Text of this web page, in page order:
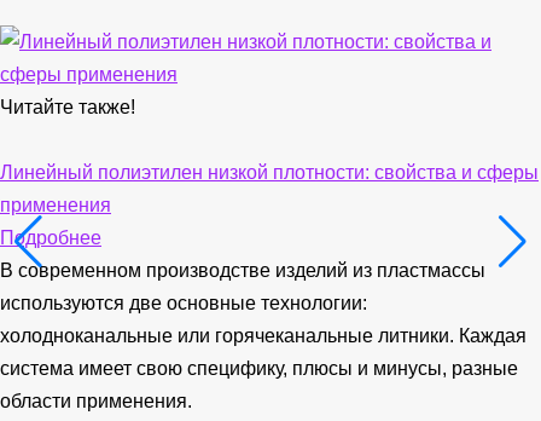
Читайте также!
Линейный полиэтилен низкой плотности: свойства и сферы
применения
Подробнее
В современном производстве изделий из пластмассы
используются две основные технологии:
холодноканальные или горячеканальные литники. Каждая
система имеет свою специфику, плюсы и минусы, разные
области применения.